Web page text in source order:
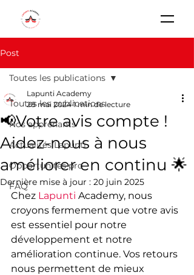
Post
Toutes les publications
Nos apprenants
Actualités Lapunti
Opportunités pro
FAQ
Toutes les publications
📢Votre avis compte !
Aidez-nous à nous
améliorer en continu 🌟
Lapunti Academy
28 mai 2024 1 min de lecture
Dernière mise à jour : 20 juin 2025
Chez Lapunti Academy, nous
croyons fermement que votre avis
est essentiel pour notre
développement et notre
amélioration continue. Vos retours
nous permettent de mieux